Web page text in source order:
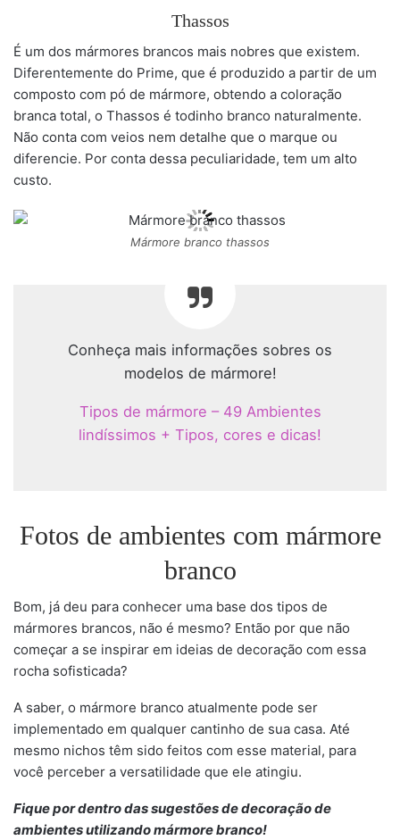
Thassos
É um dos mármores brancos mais nobres que existem.
Diferentemente do Prime, que é produzido a partir de um
composto com pó de mármore, obtendo a coloração
branca total, o Thassos é todinho branco naturalmente.
Não conta com veios nem detalhe que o marque ou
diferencie. Por conta dessa peculiaridade, tem um alto
custo.
Mármore branco thassos
Conheça mais informações sobres os
modelos de mármore!
Tipos de mármore – 49 Ambientes
lindíssimos + Tipos, cores e dicas!
Fotos de ambientes com mármore
branco
Bom, já deu para conhecer uma base dos tipos de
mármores brancos, não é mesmo? Então por que não
começar a se inspirar em ideias de decoração com essa
rocha sofisticada?
A saber, o mármore branco atualmente pode ser
implementado em qualquer cantinho de sua casa. Até
mesmo nichos têm sido feitos com esse material, para
você perceber a versatilidade que ele atingiu.
Fique por dentro das sugestões de decoração de
ambientes utilizando mármore branco!